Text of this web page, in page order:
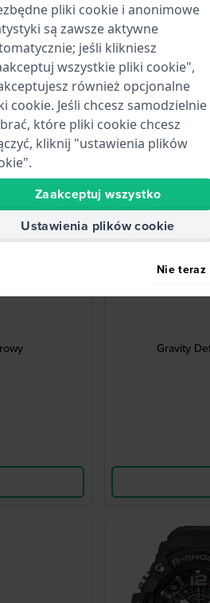
Gravity
pliki cookie i anonimowe
są zawsze aktywne
jeśli klikniesz
wszystkie pliki cookie",
również opcjonalne
cookie. Jeśli chcesz samodzielnie
które pliki cookie chcesz
kliknij "ustawienia plików
Zaakceptuj wszystko
Ustawienia plików cookie
Nie teraz